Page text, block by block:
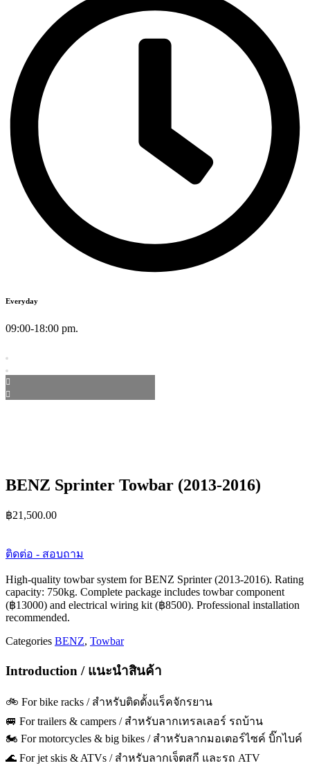
Everyday
09:00-18:00 pm.
BENZ Sprinter Towbar (2013-2016)
฿21,500.00
ติดต่อ - สอบถาม
High-quality towbar system for BENZ Sprinter (2013-2016). Rating
capacity: 750kg. Complete package includes towbar component
(฿13000) and electrical wiring kit (฿8500). Professional installation
recommended.
Categories BENZ, Towbar
Introduction / แนะนำสินค้า
🚲 For bike racks / สำหรับติดตั้งแร็คจักรยาน
🚐 For trailers & campers / สำหรับลากเทรลเลอร์ รถบ้าน
🏍️ For motorcycles & big bikes / สำหรับลากมอเตอร์ไซค์ บิ๊กไบค์
🌊 For jet skis & ATVs / สำหรับลากเจ็ตสกี และรถ ATV